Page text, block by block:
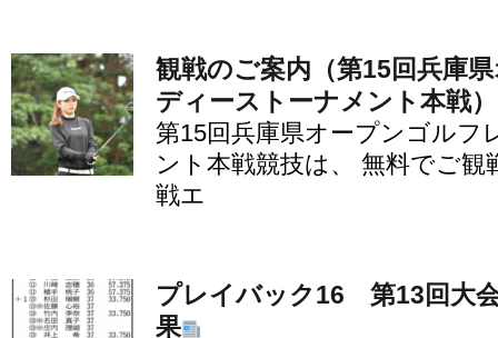
観戦のご案内（第15回兵庫
ディーストーナメント本戦）
第15回兵庫県オープンゴルフ
ント本戦競技は、 無料でご
戦エ
プレイバック16 第13回大
果